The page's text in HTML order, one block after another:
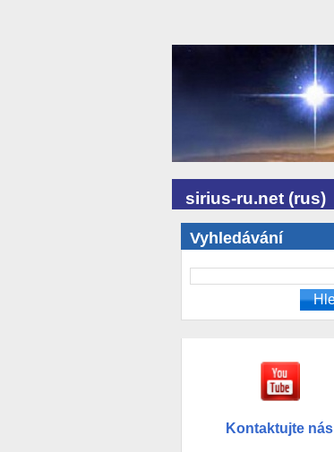
sirius-ru.net (rus)
Vyhledávání
Kontaktujte nás